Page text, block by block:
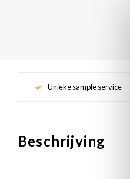
Unieke sample service
Beschrijving